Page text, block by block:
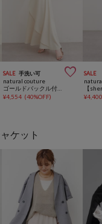
SALE 手洗い可 
natural couture
ゴールドバックル付きラップフレアスカート
¥4,554 (40%OFF)
SALE
¥
ケット